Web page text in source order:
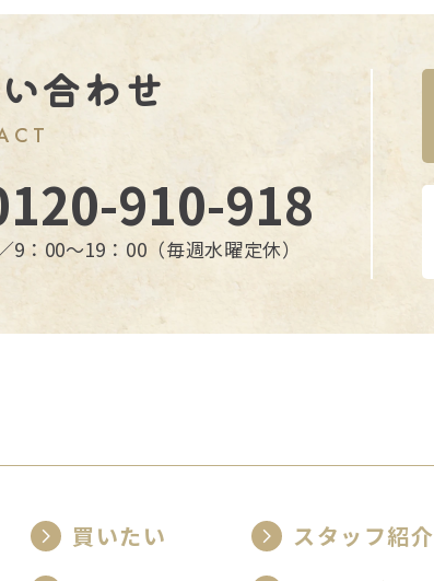
合わせ
910-918
9：00〜19：00（毎週水曜定休）
買いたい
スタッフ紹介